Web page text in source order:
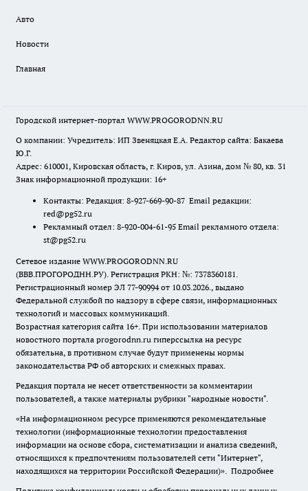
Авто
Новости
Главная
Городской интернет-портал WWW.PROGORODNN.RU
О компании: Учредитель: ИП Звеняцкая Е.А. Редактор сайта: Бакаева
Ю.Г.
Адрес: 610001, Кировская область, г. Киров, ул. Азина, дом № 80, кв. 31
Знак информационной продукции: 16+
Контакты: Редакция: 8-927-669-90-87 Email редакции:
red@pg52.ru
Рекламный отдел: 8-920-004-61-95 Email рекламного отдела:
st@pg52.ru
Сетевое издание WWW.PROGORODNN.RU
(ВВВ.ПРОГОРОДНН.РУ). Регистрация РКН: №: 7378360181.
Регистрационный номер ЭЛ 77-90994 от 10.03.2026., выдано
Федеральной службой по надзору в сфере связи, информационных
технологий и массовых коммуникаций.
Возрастная категория сайта 16+. При использовании материалов
новостного портала progorodnn.ru гиперссылка на ресурс
обязательна, в противном случае будут применены нормы
законодательства РФ об авторских и смежных правах.
Редакция портала не несет ответственности за комментарии
пользователей, а также материалы рубрики "народные новости".
«На информационном ресурсе применяются рекомендательные
технологии (информационные технологии предоставления
информации на основе сбора, систематизации и анализа сведений,
относящихся к предпочтениям пользователей сети "Интернет",
находящихся на территории Российской Федерации)». Подробнее